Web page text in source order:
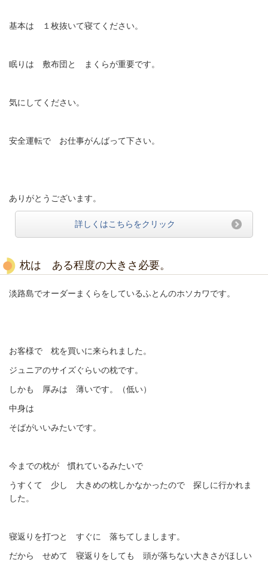
基本は １枚抜いて寝てください。
眠りは 敷布団と まくらが重要です。
気にしてください。
安全運転で お仕事がんばって下さい。
ありがとうございます。
詳しくはこちらをクリック
枕は ある程度の大きさ必要。
淡路島でオーダーまくらをしているふとんのホソカワです。
お客様で 枕を買いに来られました。
ジュニアのサイズぐらいの枕です。
しかも 厚みは 薄いです。（低い）
中身は
そばがいいみたいです。
今までの枕が 慣れているみたいで
うすくて 少し 大きめの枕しかなかったので 探しに行かれま
した。
寝返りを打つと すぐに 落ちてしまします。
だから せめて 寝返りをしても 頭が落ちない大きさがほしい